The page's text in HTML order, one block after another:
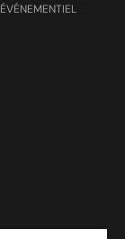
ÉVÉNEMENTIEL